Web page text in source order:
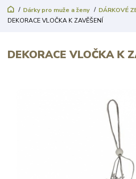
Dárky pro muže a ženy DÁRKOVÉ
DEKORACE VLOČKA K ZAVĚŠENÍ
DEKORACE VLOČKA K